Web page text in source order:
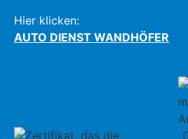
Hier klicken:
AUTO DIENST WANDHÖFER